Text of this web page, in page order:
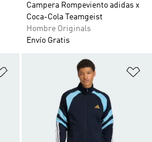
Campera Rompeviento adidas x
Coca-Cola Teamgeist
Hombre Originals
Envío Gratis
Añadir a la lista de deseos